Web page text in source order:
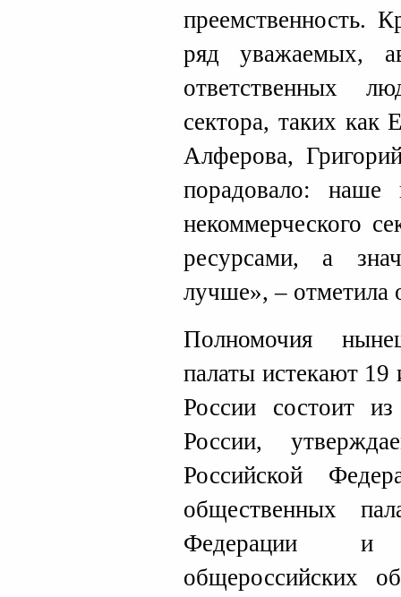
преемственность.
ряд уважаемых,
ответственных
сектора, таких как
Алферова,
порадовало: наше
некоммерческого
ресурсами, а
лучше», – отметила
Полномочия
палаты истекают
России состоит
России,
Российской
общественных
Федерации и
общероссийских